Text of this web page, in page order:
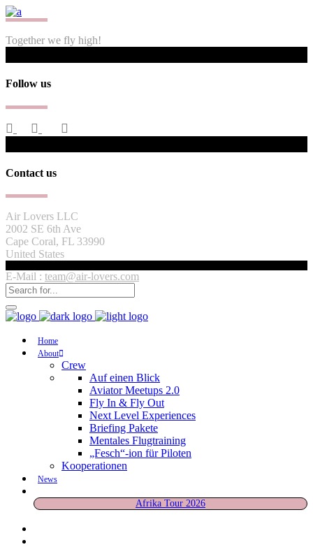
Together we fly high!
Follow us
Contact us
Air Lovers LLC
2002 SE 6th Ave
Cape Coral, FL 33990
United States
E-Mail : team@air-lovers.com
Home
About
Crew
Auf einen Blick
Aviator Meetups 2.0
Fly In & Fly Out
Next Level Experiences
Briefing Pakete
Mentales Flugtraining
„Fesch“-ion für Piloten
Kooperationen
News
Afrika Tour 2026